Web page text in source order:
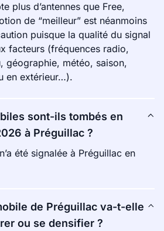
plus d’antennes que Free,
de “meilleur” est néanmoins
puisque la qualité du signal
facteurs (fréquences radio,
géographie, météo, saison,
en extérieur…).
sont-ils tombés en
à Préguillac ?
été signalée à Préguillac en
de Préguillac va-t-elle
ou se densifier ?